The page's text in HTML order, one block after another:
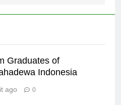
Graduates of
Indonesia
ago 0